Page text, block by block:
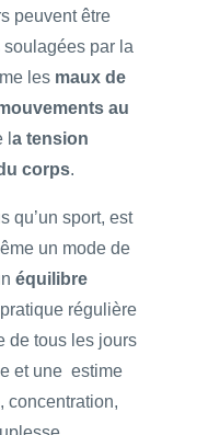
peuvent être
par la
les maux de
au
a tension
corps.
qu’un sport, est
un mode de
équilibre
régulière
de tous les jours
et une estime
concentration,